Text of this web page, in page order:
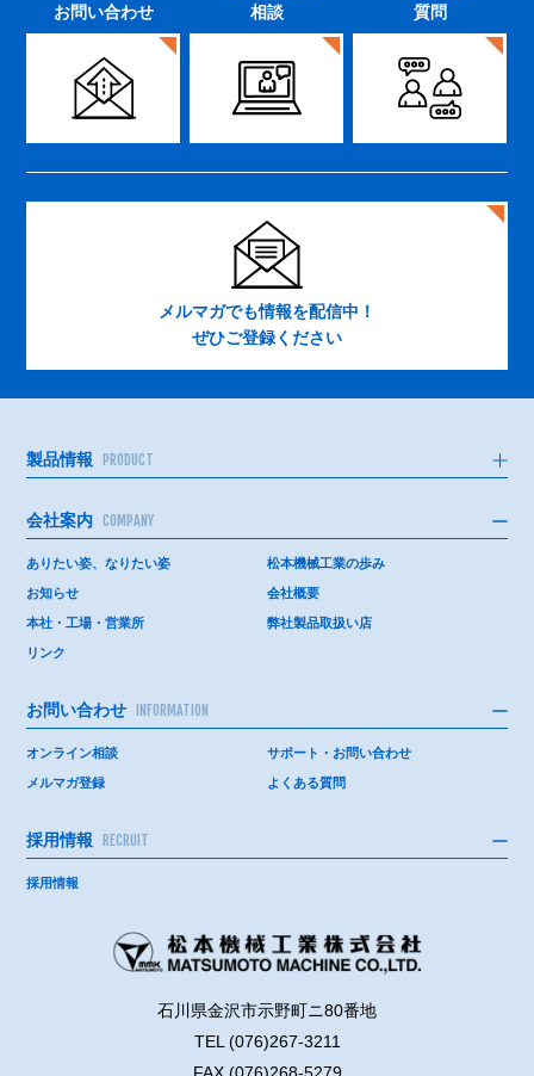
お問い合わせ
相談
質問
メルマガでも情報を配信中！
ぜひご登録ください
製品情報 PRODUCT
会社案内 COMPANY
ありたい姿、なりたい姿 松本機械工業の歩み
お知らせ 会社概要
本社・工場・営業所 弊社製品取扱い店
リンク
お問い合わせ INFORMATION
オンライン相談 サポート・お問い合わせ
メルマガ登録 よくある質問
採用情報 RECRUIT
採用情報
石川県金沢市示野町ニ80番地
TEL (076)267-3211